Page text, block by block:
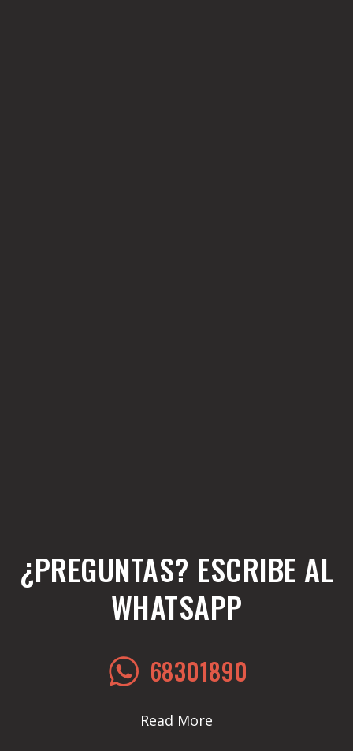
¿PREGUNTAS? ESCRIBE AL
WHATSAPP
68301890
Read More